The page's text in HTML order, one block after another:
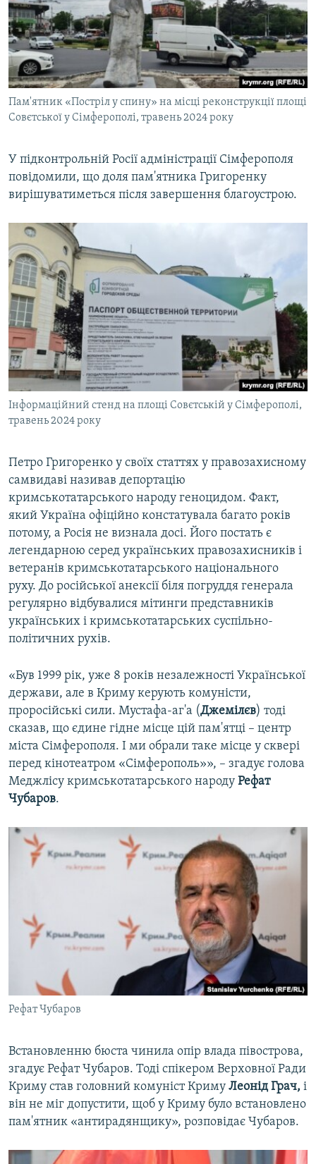
Пам'ятник «Постріл у спину» на місці реконструкції площі
Совєтської у Сімферополі, травень 2024 року
У підконтрольній Росії адміністрації Сімферополя
повідомили, що доля пам'ятника Григоренку
вирішуватиметься після завершення благоустрою.
Інформаційний стенд на площі Совєтській у Сімферополі,
травень 2024 року
Петро Григоренко у своїх статтях у правозахисному
самвидаві називав депортацію
кримськотатарського народу геноцидом. Факт,
який Україна офіційно констатувала багато років
потому, а Росія не визнала досі. Його постать є
легендарною серед українських правозахисників і
ветеранів кримськотатарського національного
руху. До російської анексії біля погруддя генерала
регулярно відбувалися мітинги представників
українських і кримськотатарських суспільно-
політичних рухів.
«Був 1999 рік, уже 8 років незалежності Української
держави, але в Криму керують комуністи,
проросійські сили. Мустафа-аг'а (Джемілєв) тоді
сказав, що єдине гідне місце цій пам'ятці – центр
міста Сімферополя. І ми обрали таке місце у сквері
перед кінотеатром «Сімферополь»», – згадує голова
Меджлісу кримськотатарського народу Рефат
Чубаров.
Рефат Чубаров
Встановленню бюста чинила опір влада півострова,
згадує Рефат Чубаров. Тоді спікером Верховної Ради
Криму став головний комуніст Криму Леонід Грач, і
він не міг допустити, щоб у Криму було встановлено
пам'ятник «антирадянщику», розповідає Чубаров.